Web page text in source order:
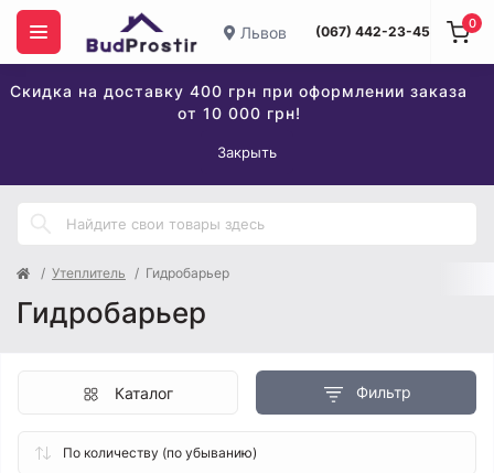
Львов (067) 442-23-45
Скидка на доставку 400 грн при оформлении заказа
от 10 000 грн!
Закрыть
0
Утеплитель Гидробарьер
Гидробарьер
Фильтр
Каталог